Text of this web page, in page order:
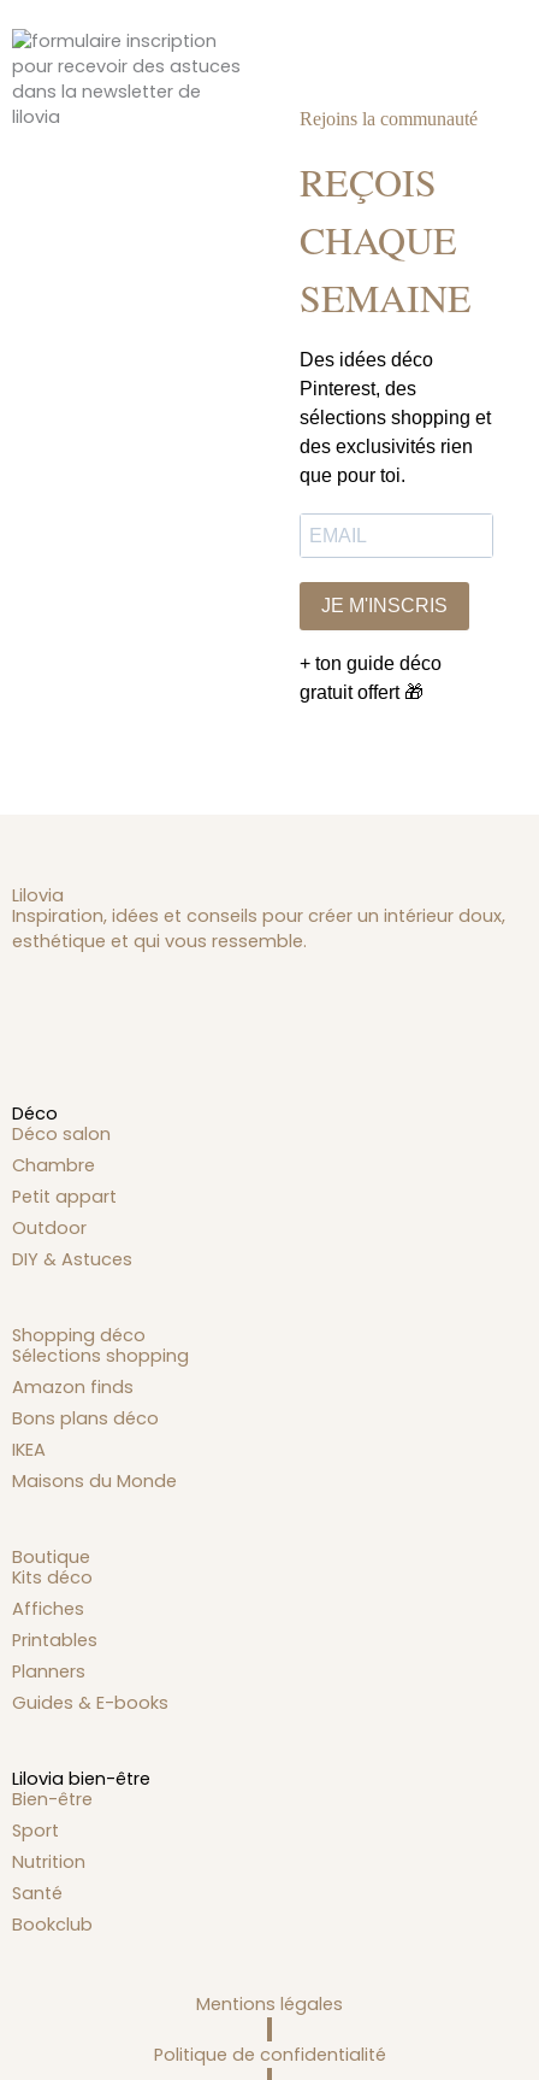
été
Rejoins la communauté
REÇOIS
CHAQUE
SEMAINE
Des idées déco
Pinterest, des
sélections shopping et
des exclusivités rien
que pour toi.
JE M'INSCRIS
+ ton guide déco
gratuit offert 🎁
Lilovia
Inspiration, idées et conseils pour créer un intérieur doux,
esthétique et qui vous ressemble.
Déco
Déco salon
Chambre
Petit appart
Outdoor
DIY & Astuces
Shopping déco
Sélections shopping
Amazon finds
Bons plans déco
IKEA
Maisons du Monde
Boutique
Kits déco
Affiches
Printables
Planners
Guides & E-books
Lilovia bien-être
Bien-être
Sport
Nutrition
Santé
Bookclub
Mentions légales
Politique de confidentialité